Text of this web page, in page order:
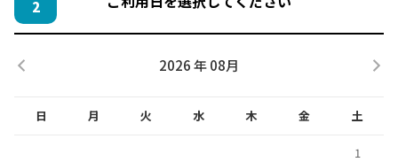
2
2026 年 08月
日 月 火 水 木 金 土
1